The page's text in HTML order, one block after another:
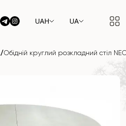
UAH UA
/Обідній круглий розкладний стіл